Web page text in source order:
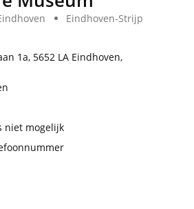
Eindhoven-Strijp
1a, 5652 LA Eindhoven,
niet mogelijk